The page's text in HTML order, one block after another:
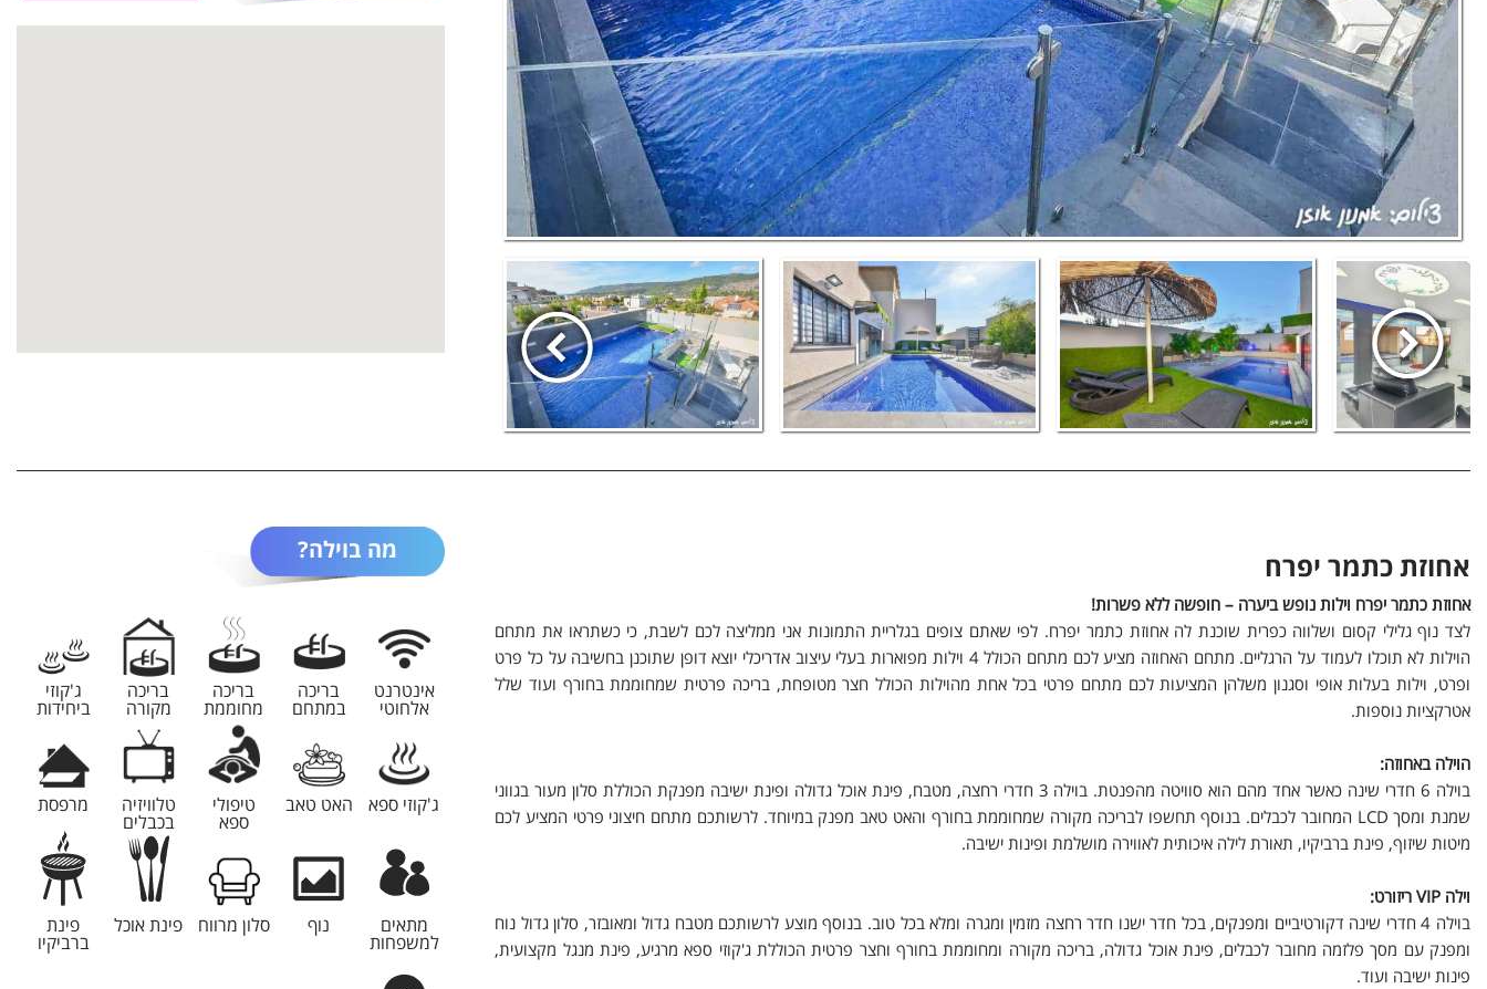
מה בוילה?
אינטרנט
אלחוטי
בריכה
במתחם
בריכה
מחוממת
בריכה
מקורה
ג'קוזי
ביחידות
ג'קוזי ספא האט טאב טיפולי
ספא
טלוויזיה
בכבלים
מרפסת
מתאים
למשפחות
נוף סלון מרווח פינת אוכל פינת
ברביקיו
אחוזת כתמר יפרח
אחוזת כתמר יפרח וילות נופש ביערה – חופשה ללא פשרות!
לצד נוף גלילי קסום ושלווה כפרית שוכנת לה אחוזת כתמר יפרח. לפי שאתם צופים בגלריית התמונות אני ממליצה לכם לשבת, כי כשתראו את מתחם
הוילות לא תוכלו לעמוד על הרגליים. מתחם האחוזה מציע לכם מתחם הכולל 4 וילות מפוארות בעלי עיצוב אדריכלי יוצא דופן שתוכנן בחשיבה על כל פרט
ופרט, וילות בעלות אופי וסגנון משלהן המציעות לכם מתחם פרטי בכל אחת מהוילות הכולל חצר מטופחת, בריכה פרטית שמחוממת בחורף ועוד שלל
אטרקציות נוספות.
הוילה באחוזה:
בוילה 6 חדרי שינה כאשר אחד מהם הוא סוויטה מהפנטת. בוילה 3 חדרי רחצה, מטבח, פינת אוכל גדולה ופינת ישיבה מפנקת הכוללת סלון מעור בגווני
שמנת ומסך LCD המחובר לכבלים. בנוסף תחשפו לבריכה מקורה שמחוממת בחורף והאט טאב מפנק במיוחד. לרשותכם מתחם חיצוני פרטי המציע לכם
מיטות שיזוף, פינת ברביקיו, תאורת לילה איכותית לאווירה מושלמת ופינות ישיבה.
וילה VIP ריזורט:
בוילה 4 חדרי שינה דקורטיביים ומפנקים, בכל חדר ישנו חדר רחצה מזמין ומגרה ומלא בכל טוב. בנוסף מוצע לרשותכם מטבח גדול ומאובזר, סלון גדול נוח
ומפנק עם מסך פלזמה מחובר לכבלים, פינת אוכל גדולה, בריכה מקורה ומחוממת בחורף וחצר פרטית הכוללת ג'קוזי ספא מרגיע, פינת מנגל מקצועית,
פינות ישיבה ועוד.